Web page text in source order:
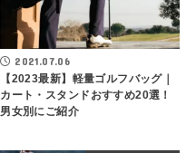
2021.07.06
【2023最新】軽量ゴルフバッグ｜
カート・スタンドおすすめ20選！
男女別にご紹介